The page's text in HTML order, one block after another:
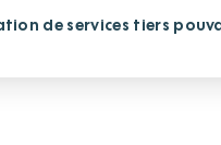
de services tiers